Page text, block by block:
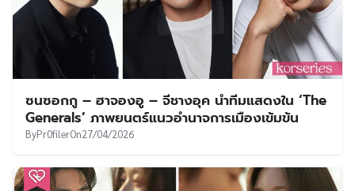
ซนซอกกู – ฮาจองอู – จีชางอุค นำทีมแสดงใน ‘The
Generals’ ภาพยนตร์แนวอำนาจการเมืองเข้มข้น
ByPr0filerOn27/04/2026